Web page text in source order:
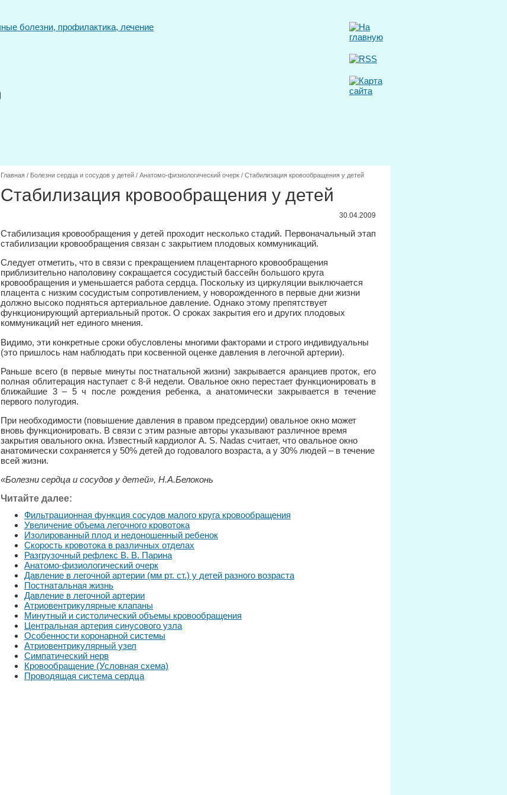
Главная / Болезни сердца и сосудов у детей / Анатомо-физиологический очерк / Стабилизация кровообращения у детей
Стабилизация кровообращения у детей
30.04.2009
Стабилизация кровообращения у детей проходит несколько стадий. Первоначальный этап
стабилизации кровообращения связан с закрытием плодовых коммуникаций.
Следует отметить, что в связи с прекращением плацентарного кровообращения
приблизительно наполовину сокращается сосудистый бассейн большого круга
кровообращения и уменьшается работа сердца. Поскольку из циркуляции выключается
плацента с низким сосудистым сопротивлением, у новорожденного в первые дни жизни
должно высоко подняться артериальное давление. Однако этому препятствует
функционирующий артериальный проток. О сроках закрытия его и других плодовых
коммуникаций нет единого мнения.
Видимо, эти конкретные сроки обусловлены многими факторами и строго индивидуальны
(это пришлось нам наблюдать при косвенной оценке давления в легочной артерии).
Раньше всего (в первые минуты постнатальной жизни) закрывается аранциев проток, его
полная облитерация наступает с 8-й недели. Овальное окно перестает функционировать в
ближайшие 3 – 5 ч после рождения ребенка, а анатомически закрывается в течение
первого полугодия.
При необходимости (повышение давления в правом предсердии) овальное окно может
вновь функционировать. В связи с этим разные авторы указывают различное время
закрытия овального окна. Известный кардиолог A. S. Nadas считает, что овальное окно
анатомически сохраняется у 50% детей до годовалого возраста, а у 30% людей – в течение
всей жизни.
«Болезни сердца и сосудов у детей», Н.А.Белоконь
Читайте далее:
Фильтрационная функция сосудов малого круга кровообращения
Увеличение объема легочного кровотока
Изолированный плод и недоношенный ребенок
Скорость кровотока в различных отделах
Разгрузочный рефлекс В. В. Парина
Анатомо-физиологический очерк
Давление в легочной артерии (мм рт. ст.) у детей разного возраста
Постнатальная жизнь
Давление в легочной артерии
Атриовентрикулярные клапаны
Минутный и систолический объемы кровообращения
Центральная артерия синусового узла
Особенности коронарной системы
Атриовентрикулярный узел
Симпатический нерв
Кровообращение (Условная схема)
Проводящая система сердца